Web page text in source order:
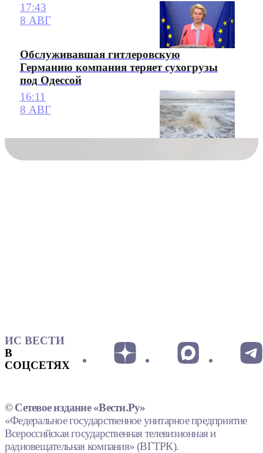
17:43
8 АВГ
Обслуживавшая гитлеровскую
Германию компания теряет сухогрузы
под Одессой
16:11
8 АВГ
ИС ВЕСТИ
В
СОЦСЕТЯХ
© Сетевое издание «Вести.Ру»
«Федеральное государственное унитарное предприятие
Всероссийская государственная телевизионная и
радиовещательная компания» (ВГТРК).